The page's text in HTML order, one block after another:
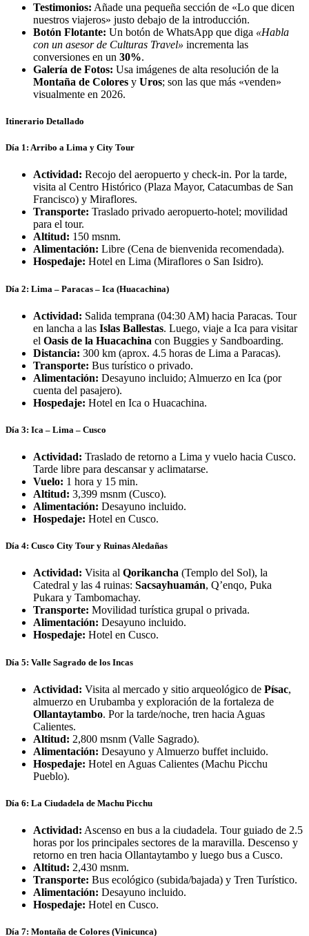
Testimonios: Añade una pequeña sección de «Lo que dicen
nuestros viajeros» justo debajo de la introducción.
Botón Flotante: Un botón de WhatsApp que diga «Habla
con un asesor de Culturas Travel» incrementa las
conversiones en un 30%.
Galería de Fotos: Usa imágenes de alta resolución de la
Montaña de Colores y Uros; son las que más «venden»
visualmente en 2026.
Itinerario Detallado
Día 1: Arribo a Lima y City Tour
Actividad: Recojo del aeropuerto y check-in. Por la tarde,
visita al Centro Histórico (Plaza Mayor, Catacumbas de San
Francisco) y Miraflores.
Transporte: Traslado privado aeropuerto-hotel; movilidad
para el tour.
Altitud: 150 msnm.
Alimentación: Libre (Cena de bienvenida recomendada).
Hospedaje: Hotel en Lima (Miraflores o San Isidro).
Día 2: Lima – Paracas – Ica (Huacachina)
Actividad: Salida temprana (04:30 AM) hacia Paracas. Tour
en lancha a las Islas Ballestas. Luego, viaje a Ica para visitar
el Oasis de la Huacachina con Buggies y Sandboarding.
Distancia: 300 km (aprox. 4.5 horas de Lima a Paracas).
Transporte: Bus turístico o privado.
Alimentación: Desayuno incluido; Almuerzo en Ica (por
cuenta del pasajero).
Hospedaje: Hotel en Ica o Huacachina.
Día 3: Ica – Lima – Cusco
Actividad: Traslado de retorno a Lima y vuelo hacia Cusco.
Tarde libre para descansar y aclimatarse.
Vuelo: 1 hora y 15 min.
Altitud: 3,399 msnm (Cusco).
Alimentación: Desayuno incluido.
Hospedaje: Hotel en Cusco.
Día 4: Cusco City Tour y Ruinas Aledañas
Actividad: Visita al Qorikancha (Templo del Sol), la
Catedral y las 4 ruinas: Sacsayhuamán, Q’enqo, Puka
Pukara y Tambomachay.
Transporte: Movilidad turística grupal o privada.
Alimentación: Desayuno incluido.
Hospedaje: Hotel en Cusco.
Día 5: Valle Sagrado de los Incas
Actividad: Visita al mercado y sitio arqueológico de Písac,
almuerzo en Urubamba y exploración de la fortaleza de
Ollantaytambo. Por la tarde/noche, tren hacia Aguas
Calientes.
Altitud: 2,800 msnm (Valle Sagrado).
Alimentación: Desayuno y Almuerzo buffet incluido.
Hospedaje: Hotel en Aguas Calientes (Machu Picchu
Pueblo).
Día 6: La Ciudadela de Machu Picchu
Actividad: Ascenso en bus a la ciudadela. Tour guiado de 2.5
horas por los principales sectores de la maravilla. Descenso y
retorno en tren hacia Ollantaytambo y luego bus a Cusco.
Altitud: 2,430 msnm.
Transporte: Bus ecológico (subida/bajada) y Tren Turístico.
Alimentación: Desayuno incluido.
Hospedaje: Hotel en Cusco.
Día 7: Montaña de Colores (Vinicunca)